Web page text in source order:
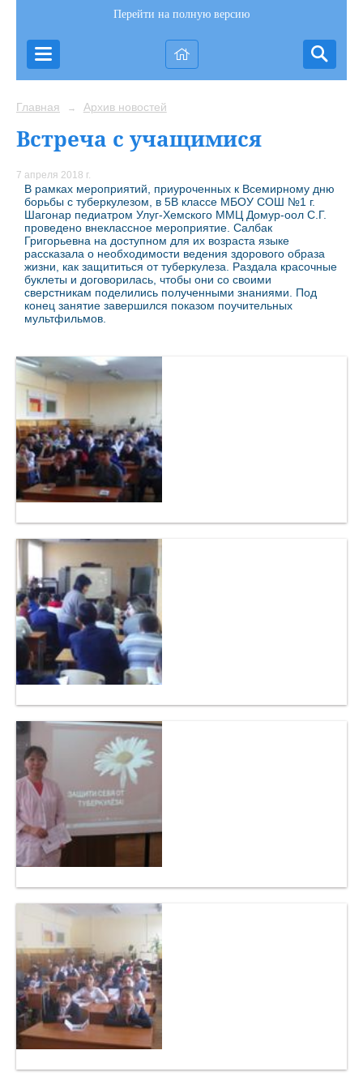
Перейти на полную версию
Главная → Архив новостей
Встреча с учащимися
7 апреля 2018 г.
В рамках мероприятий, приуроченных к Всемирному дню
борьбы с туберкулезом, в 5В классе МБОУ СОШ №1 г.
Шагонар педиатром Улуг-Хемского ММЦ Домур-оол С.Г.
проведено внеклассное мероприятие. Салбак
Григорьевна на доступном для их возраста языке
рассказала о необходимости ведения здорового образа
жизни, как защититься от туберкулеза. Раздала красочные
буклеты и договорилась, чтобы они со своими
сверстникам поделились полученными знаниями. Под
конец занятие завершился показом поучительных
мультфильмов.